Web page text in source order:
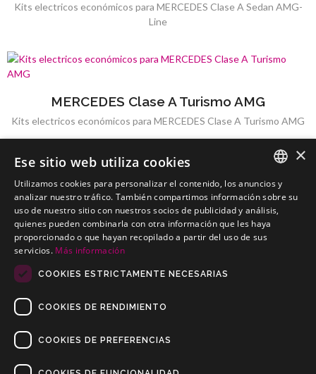
Kits electricos económicos para MERCEDES Clase A Sedan AMG-
Line
MERCEDES Clase A Turismo AMG
Kits electricos económicos para MERCEDES Clase A Turismo AMG
MERCEDES Clase A Turismo AMG-Line
Kits electricos económicos para MERCEDES Clase A Turismo
SPANISH
PORTUGUESE
×
Ese sitio web utiliza cookies
Utilizamos cookies para personalizar el contenido, los anuncios y
analizar nuestro tráfico. También compartimos información sobre su
uso de nuestro sitio con nuestros socios de publicidad y análisis,
quienes pueden combinarla con otra información que les haya
proporcionado o que hayan recopilado a partir del uso de sus
servicios. Más información
COOKIES ESTRICTAMENTE NECESARIAS
COOKIES DE RENDIMIENTO
COOKIES DE PREFERENCIAS